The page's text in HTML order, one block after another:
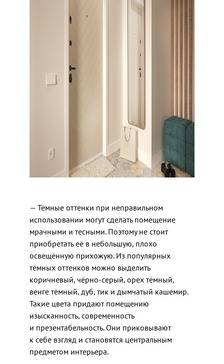
— Тёмные оттенки при неправильном
использовании могут сделать помещение
мрачными и тесными. Поэтому не стоит
приобретать её в небольшую, плохо
освещённую прихожую. Из популярных
тёмных оттенков можно выделить
коричневый, чёрно-серый, орех тёмный,
венге тёмный, дуб, тик и дымчатый кашемир.
Такие цвета придают помещению
изысканность, современность
и презентабельность. Они приковывают
к себе взгляд и становятся центральным
предметом интерьера.